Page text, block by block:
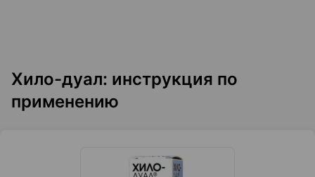
Хило-дуал: инструкция по
применению